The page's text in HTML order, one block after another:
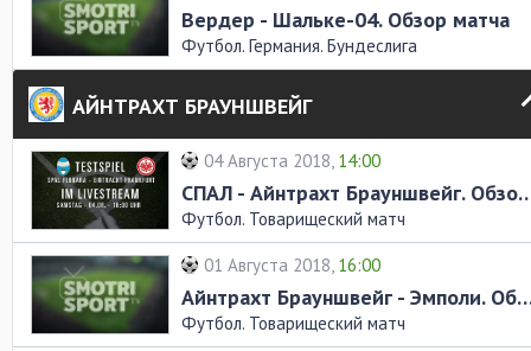
Вердер - Шальке-04. Обзор матча
Футбол. Германия. Бундеслига
АЙНТРАХТ БРАУНШВЕЙГ
04 Августа 2018, 14:00
СПАЛ - Айнтрахт
Футбол. Товарищеский матч
01 Августа 2018, 16:00
Айнтрахт Брауншвейг -
Футбол. Товарищеский матч